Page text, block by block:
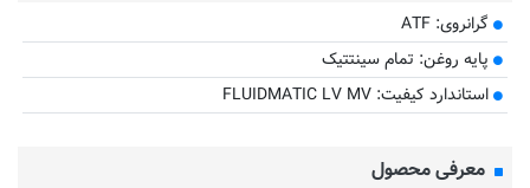
گرانروی: ATF
پایه روغن: تمام سینتتیک
استاندارد کیفیت: FLUIDMATIC LV MV
معرفی محصول